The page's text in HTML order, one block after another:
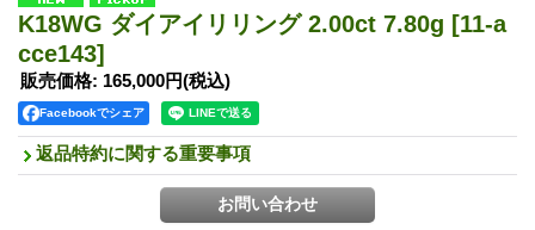
K18WG ダイアイリリング 2.00ct 7.80g [11-a
cce143]
販売価格: 165,000円(税込)
Facebookでシェア
返品特約に関する重要事項